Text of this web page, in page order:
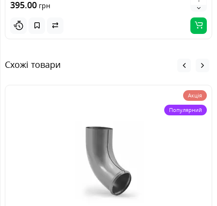
395.00 грн
Схожі товари
Акція
Популярний